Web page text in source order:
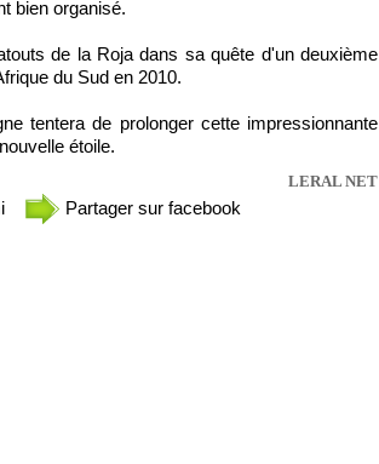
bien organisé.
de la Roja dans sa quête d'un deuxième
du Sud en 2010.
tentera de prolonger cette impressionnante
étoile.
LERAL NET
Partager sur facebook